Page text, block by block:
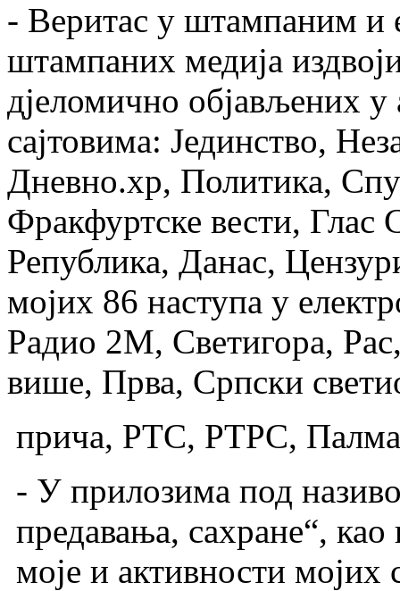
- Веритас у штампаним и
штампаних медија
дјеломично објављених
сајтовима: Јединство,
Дневно.хр, Политика,
Фракфуртске вести, Глас
Република, Данас,
мојих 86 наступа у
Радио 2М, Светигора,
више, Прва, Српски
прича, РТС, РТРС,
- У прилозима под
предавања, сахране“,
моје и активности